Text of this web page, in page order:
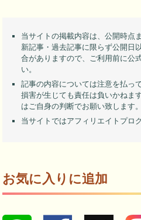
当サイトの掲載内容は、公開時点
新記事・過去記事に限らず公開日
合がありますので、ご利用前に公
い。
記事の内容については注意を払っ
損害が生じても責任は負いかねま
はご自身の判断でお願い致します。
当サイトではアフィリエイトプロ
お気に入りに追加